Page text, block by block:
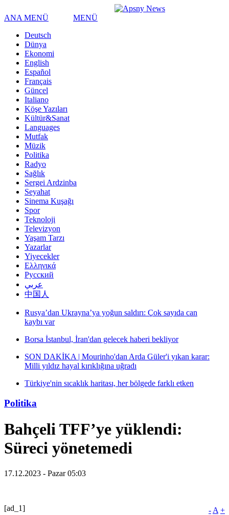
ANA MENÜ
MENÜ
Deutsch
Dünya
Ekonomi
English
Español
Français
Güncel
Italiano
Köşe Yazıları
Kültür&Sanat
Languages
Mutfak
Müzik
Politika
Radyo
Sağlık
Sergei Ardzinba
Seyahat
Sinema Kuşağı
Spor
Teknoloji
Televizyon
Yaşam Tarzı
Yazarlar
Yiyecekler
Ελληνικά
Русский
عربي
中国人
Rusya’dan Ukrayna’ya yoğun saldırı: Çok sayıda can
kaybı var
Borsa İstanbul, İran'dan gelecek haberi bekliyor
SON DAKİKA | Mourinho'dan Arda Güler'i yıkan karar:
Milli yıldız hayal kırıklığına uğradı
Türkiye'nin sıcaklık haritası, her bölgede farklı etken
Politika
Bahçeli TFF’ye yüklendi:
Süreci yönetemedi
17.12.2023 - Pazar 05:03
- A +
[ad_1]